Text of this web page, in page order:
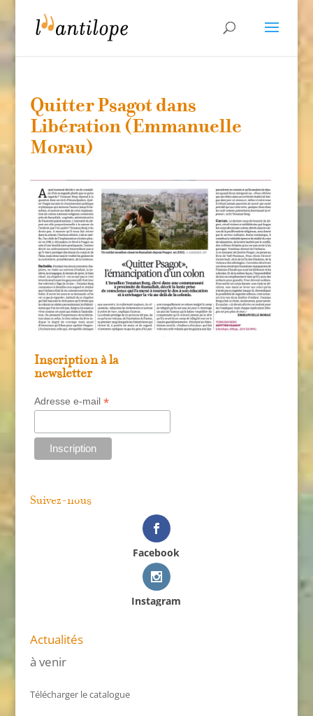
Quitter Psagot dans
Libération (Emmanuelle
Morau)
Inscription à la
newsletter
Adresse e-mail *
Suivez-nous
Facebook
Instagram
Actualités
à venir
Télécharger le catalogue